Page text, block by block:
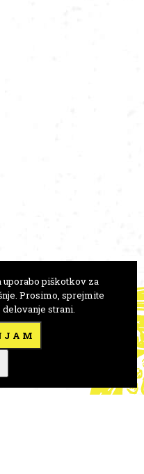
uporabo piškotkov za
Prosimo, sprejmite
strani.